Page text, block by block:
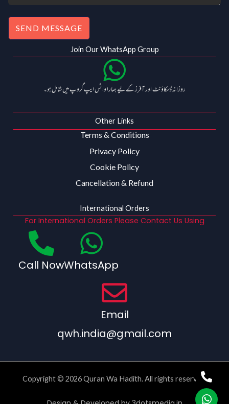
SEND MESSAGE
Join Our WhatsApp Group
روزانہ ڈسکاؤنٹ اور آفرز کے لیے ہمارا واٹس ایپ گروپ میں شامل ہو۔
Other Links
Terms & Conditions
Privacy Policy
Cookie Policy
Cancellation & Refund
International Orders
For International Orders Please Contact Us Using
Call NowWhatsApp
Email
qwh.india@gmail.com
Copyright © 2026 Quran Wa Hadith. All rights reserved.